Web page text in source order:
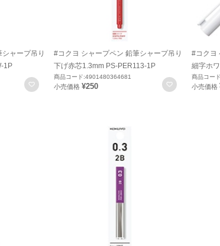
ャープ吊り
1P
お気に入りに登録
#コクヨ シャープペン 鉛筆シャープ吊り
下げ赤芯1.3mm PS-PER113-1P
商品コード:4901480364681
小売価格 ¥250 お気に入り
#コクヨ
細字ホ
商品コー
小売価格